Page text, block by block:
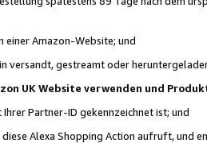
Amazon-Website; und
versandt, gestreamt oder
UK Website verwenden und
Partner-ID gekennzeichnet ist; und
Alexa Shopping Action aufruft, und